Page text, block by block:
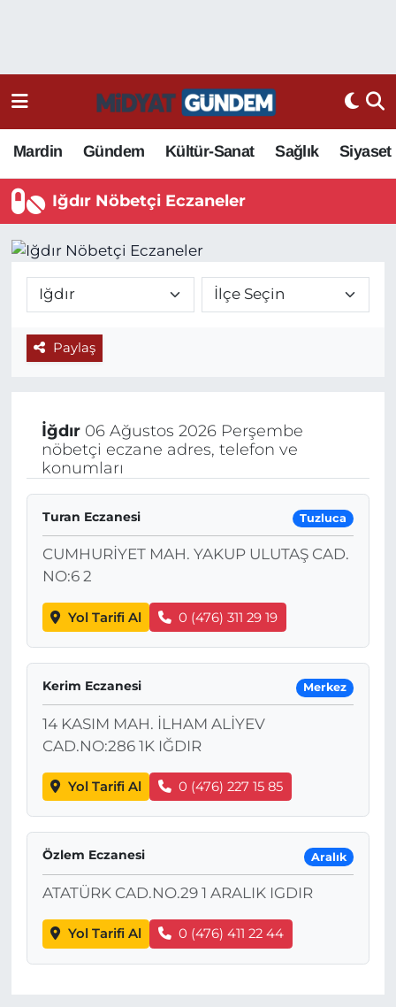
Mardin Gündem Kültür-Sanat Sağlık Siyaset
Iğdır Nöbetçi Eczaneler
Paylaş
İğdır06 Ağustos 2026 Perşembe
nöbetçi eczane adres, telefon ve
konumları
Turan Eczanesi Tuzluca
CUMHURİYET MAH. YAKUP ULUTAŞ CAD.
NO:6 2
Yol Tarifi Al 0 (476) 311 29 19
Kerim Eczanesi Merkez
14 KASIM MAH. İLHAM ALİYEV
CAD.NO:286 1K IĞDIR
Yol Tarifi Al 0 (476) 227 15 85
Özlem Eczanesi Aralık
ATATÜRK CAD.NO.29 1 ARALIK IGDIR
Yol Tarifi Al 0 (476) 411 22 44